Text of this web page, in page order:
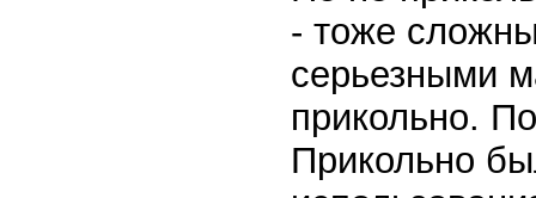
- тоже
серьезными
прикольно.
Прикольно